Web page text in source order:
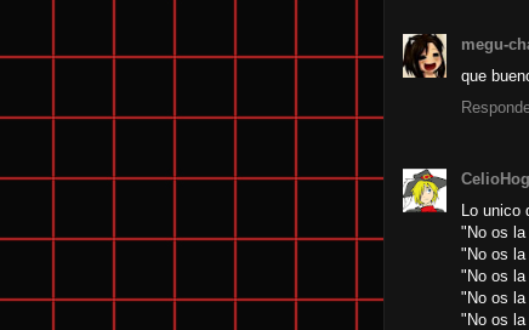
megu-
que
Lo unico
"No os
"No os
"No os
"No os
"No os